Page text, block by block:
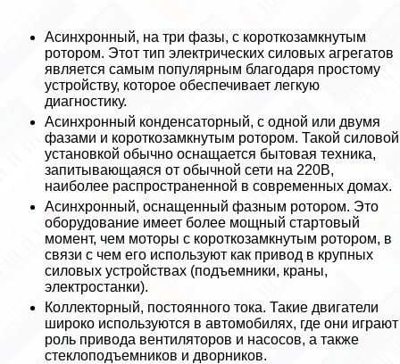
Асинхронный, на три фазы, с короткозамкнутым
ротором. Этот тип электрических силовых агрегатов
является самым популярным благодаря простому
устройству, которое обеспечивает легкую
диагностику.
Асинхронный конденсаторный, с одной или двумя
фазами и короткозамкнутым ротором. Такой силовой
установкой обычно оснащается бытовая техника,
запитывающаяся от обычной сети на 220В,
наиболее распространенной в современных домах.
Асинхронный, оснащенный фазным ротором. Это
оборудование имеет более мощный стартовый
момент, чем моторы с короткозамкнутым ротором, в
связи с чем его используют как привод в крупных
силовых устройствах (подъемники, краны,
электростанки).
Коллекторный, постоянного тока. Такие двигатели
широко используются в автомобилях, где они играют
роль привода вентиляторов и насосов, а также
стеклоподъемников и дворников.